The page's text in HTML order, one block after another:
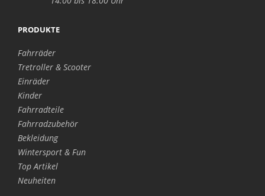
PRODUKTE
Fahrräder
Tretroller & Scooter
Einräder
Kinder
Fahrradteile
Fahrradzubehör
Bekleidung
Wintersport & Fun
Top Artikel
Neuheiten